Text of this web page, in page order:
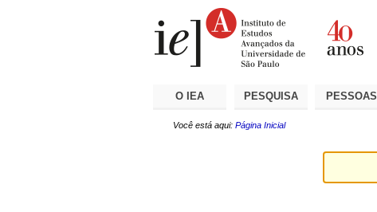
O IEA PESQUISA PESSOAS
Você está aqui: Página Inicial